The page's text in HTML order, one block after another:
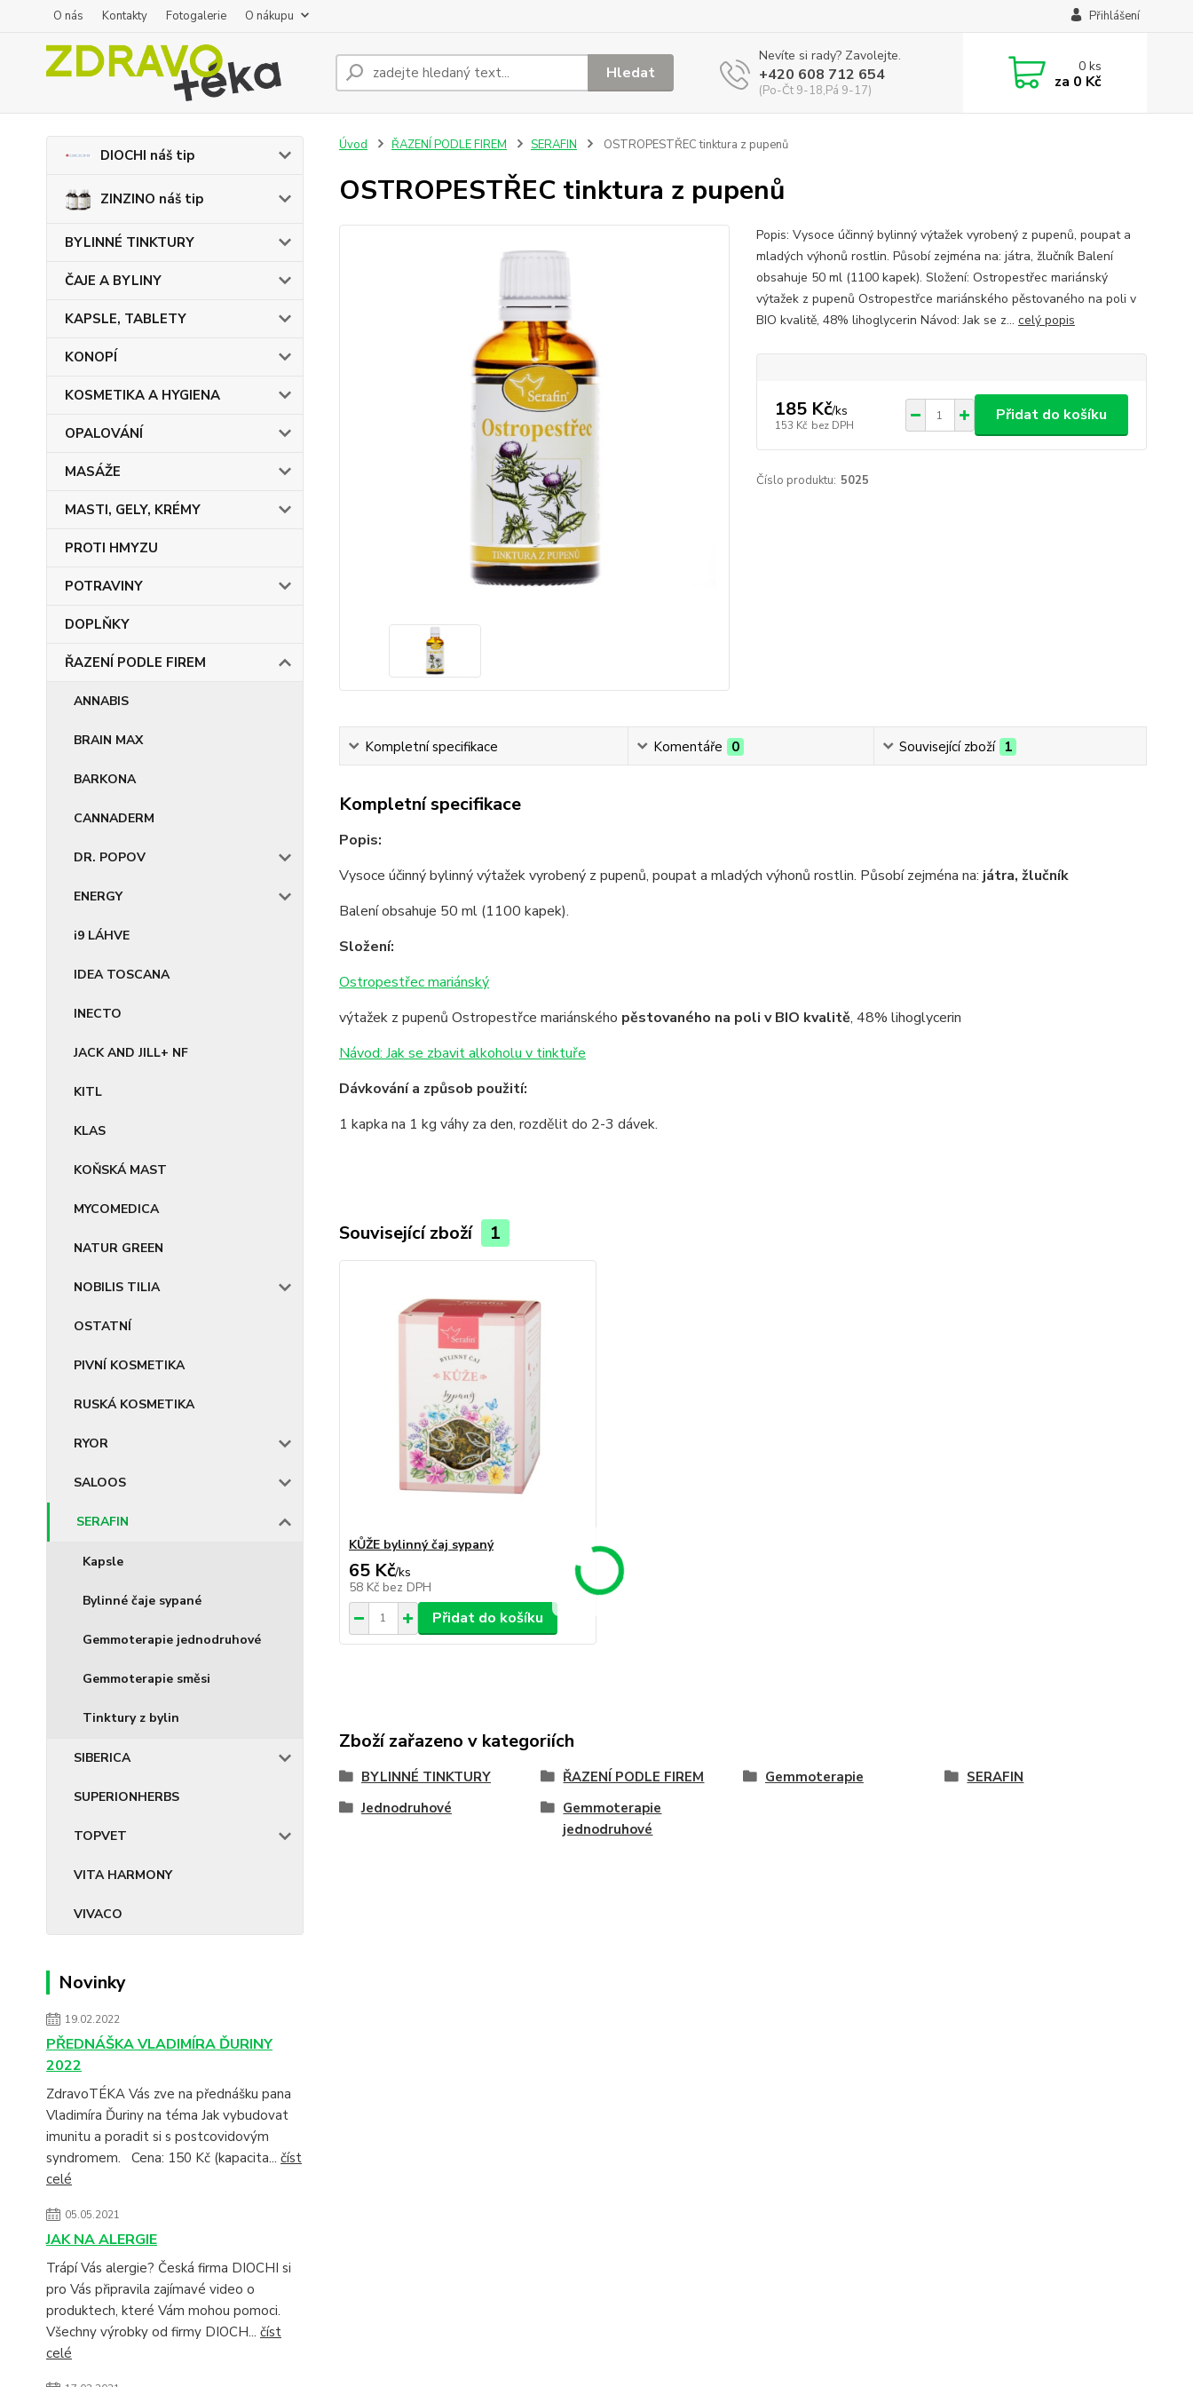
O nás Kontakty Fotogalerie O nákupu Přihlášení
Hledat
Nevíte si rady? Zavolejte.
+420 608 712 654
(Po-Čt 9-18,Pá 9-17)
0ks
za 0 Kč
DIOCHI náš tip
ZINZINO náš tip
BYLINNÉ TINKTURY
ČAJE A BYLINY
KAPSLE, TABLETY
KONOPÍ
KOSMETIKA A HYGIENA
OPALOVÁNÍ
MASÁŽE
MASTI, GELY, KRÉMY
PROTI HMYZU
POTRAVINY
DOPLŇKY
ŘAZENÍ PODLE FIREM
ANNABIS
BRAIN MAX
BARKONA
CANNADERM
DR. POPOV
ENERGY
i9 LÁHVE
IDEA TOSCANA
INECTO
JACK AND JILL+ NF
KITL
KLAS
KOŇSKÁ MAST
MYCOMEDICA
NATUR GREEN
NOBILIS TILIA
OSTATNÍ
PIVNÍ KOSMETIKA
RUSKÁ KOSMETIKA
RYOR
SALOOS
SERAFIN
Kapsle
Bylinné čaje sypané
Gemmoterapie jednodruhové
Gemmoterapie směsi
Tinktury z bylin
SIBERICA
SUPERIONHERBS
TOPVET
VITA HARMONY
VIVACO
Novinky
19.02.2022
PŘEDNÁŠKA VLADIMÍRA ĎURINY
2022
ZdravoTÉKA Vás zve na přednášku pana
Vladimíra Ďuriny na téma Jak vybudovat
imunitu a poradit si s postcovidovým
syndromem. Cena: 150 Kč (kapacita... číst
celé
05.05.2021
JAK NA ALERGIE
Trápí Vás alergie? Česká firma DIOCHI si
pro Vás připravila zajímavé video o
produktech, které Vám mohou pomoci.
Všechny výrobky od firmy DIOCH... číst
celé
Úvod ŘAZENÍ PODLE FIREM SERAFIN OSTROPESTŘEC tinktura z pupenů
OSTROPESTŘEC tinktura z pupenů
Popis: Vysoce účinný bylinný výtažek vyrobený z pupenů, poupat a
mladých výhonů rostlin. Působí zejména na: játra, žlučník Balení
obsahuje 50 ml (1100 kapek). Složení: Ostropestřec mariánský
výtažek z pupenů Ostropestřce mariánského pěstovaného na poli v
BIO kvalitě, 48% lihoglycerin Návod: Jak se z... celý popis
185 Kč/ks
153 Kč bez DPH
Přidat do košíku
Číslo produktu: 5025
Kompletní specifikace Komentáře 0 Související zboží 1
Kompletní specifikace
Popis:
Vysoce účinný bylinný výtažek vyrobený z pupenů, poupat a mladých výhonů rostlin. Působí zejména na: játra, žlučník
Balení obsahuje 50 ml (1100 kapek).
Složení:
Ostropestřec mariánský
výtažek z pupenů Ostropestřce mariánského pěstovaného na poli v BIO kvalitě, 48% lihoglycerin
Návod: Jak se zbavit alkoholu v tinktuře
Dávkování a způsob použití:
1 kapka na 1 kg váhy za den, rozdělit do 2-3 dávek.
Související zboží 1
KŮŽE bylinný čaj sypaný
65 Kč/ks
58 Kč bez DPH
Přidat do košíku
Zboží zařazeno v kategoriích
BYLINNÉ TINKTURY ŘAZENÍ PODLE FIREM Gemmoterapie
SERAFIN
Jednodruhové
Gemmoterapie
jednodruhové